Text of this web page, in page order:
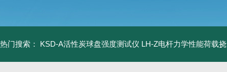
热门搜索： KSD-A活性炭球盘强度测试仪 LH-Z电杆力学性能荷载